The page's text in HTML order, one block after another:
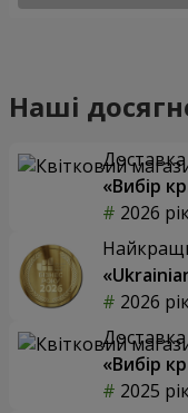
Наші
Доставка
«Вибір
2026 рік
2026 рік
Доставка
«Вибір
2025 рік